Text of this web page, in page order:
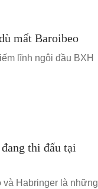
mất Baroibeo
lĩnh ngôi đầu BXH
thi đấu tại
và Habringer là những